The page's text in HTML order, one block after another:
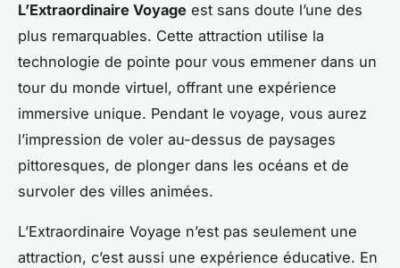
L’Extraordinaire Voyage est sans doute l’une des
plus remarquables. Cette attraction utilise la
technologie de pointe pour vous emmener dans un
tour du monde virtuel, offrant une expérience
immersive unique. Pendant le voyage, vous aurez
l’impression de voler au-dessus de paysages
pittoresques, de plonger dans les océans et de
survoler des villes animées.
L’Extraordinaire Voyage n’est pas seulement une
attraction, c’est aussi une expérience éducative. En